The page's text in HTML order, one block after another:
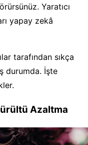
Yaratıcı
yapay zekâ
tarafından sıkça
durumda. İşte
Azaltma